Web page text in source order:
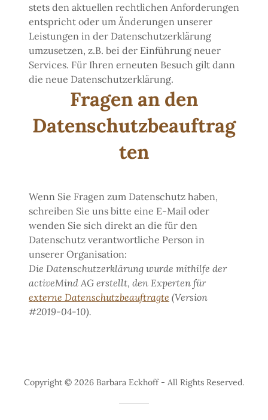
stets den aktuellen rechtlichen Anforderungen
entspricht oder um Änderungen unserer
Leistungen in der Datenschutzerklärung
umzusetzen, z.B. bei der Einführung neuer
Services. Für Ihren erneuten Besuch gilt dann
die neue Datenschutzerklärung.
Fragen an den
Datenschutzbeauftrag
ten
Wenn Sie Fragen zum Datenschutz haben,
schreiben Sie uns bitte eine E-Mail oder
wenden Sie sich direkt an die für den
Datenschutz verantwortliche Person in
unserer Organisation:
Die Datenschutzerklärung wurde mithilfe der
activeMind AG erstellt, den Experten für
externe Datenschutzbeauftragte (Version
#2019-04-10).
Copyright © 2026 Barbara Eckhoff - All Rights Reserved.